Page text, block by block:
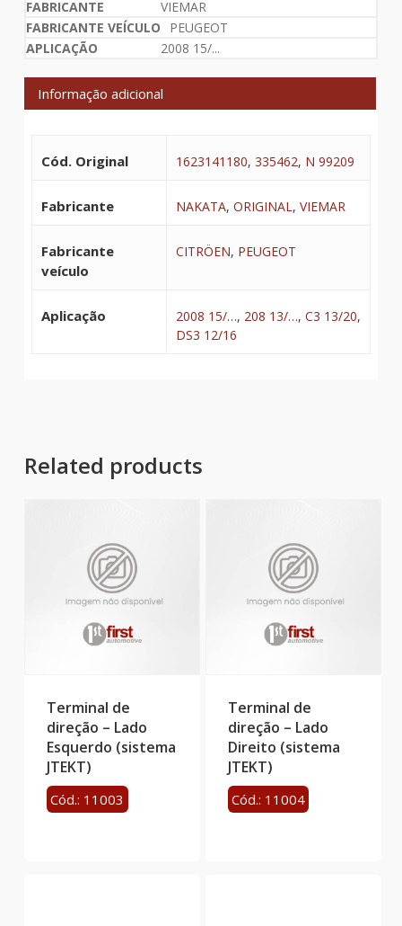
VIEMAR
PEUGEOT
2008 15/...
Informação adicional
Cód. Original 1623141180, 335462, N 99209
Fabricante NAKATA, ORIGINAL, VIEMAR
Fabricante
veículo
CITRÖEN, PEUGEOT
Aplicação 2008 15/…, 208 13/…, C3 13/20,
DS3 12/16
Related products
Terminal de
direção – Lado
Esquerdo (sistema
JTEKT)
Cód.: 11003
Terminal de
direção – Lado
Direito (sistema
JTEKT)
Cód.: 11004